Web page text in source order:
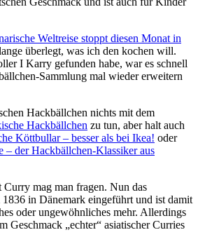
Weltreise stoppt diesen Monat in
überlegt, was ich den kochen will.
I Karry gefunden habe, war es schnell
Sammlung mal wieder erweitern
Hackbällchen nichts mit dem
Hackbällchen zu tun, aber halt auch
Köttbullar – besser als bei Ikea! oder
– der Hackbällchen-Klassiker aus
Curry mag man fragen. Nun das
in Dänemark eingeführt und ist damit
oder ungewöhnliches mehr. Allerdings
Geschmack „echter“ asiatischer Curries